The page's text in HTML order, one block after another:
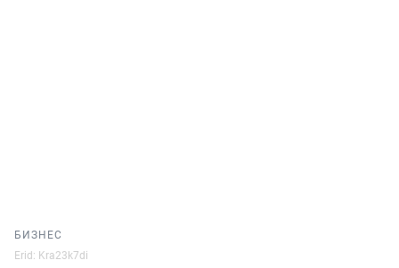
БИЗНЕС
Erid: Kra23k7di